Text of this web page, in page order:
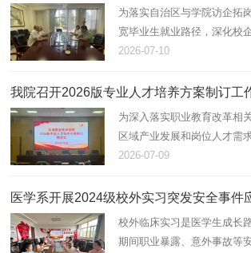
为落实自治区与学院访企拓
宽毕业生就业路径，深化校
月6日至10日，乌海职业技术
周边、鄂尔多斯市、巴彦淖
2026-07-10
我院召开2026版专业人才培养方案制订工
为深入落实职业教育改革相
区域产业发展和岗位人才需
定位，切实提高人才培养适
会。副院长苏宝程出席会议
2026-07-09
医学系开展2024级校外实习突发安全事件
校外临床实习是医学生成长
期间职业暴露、意外事故等